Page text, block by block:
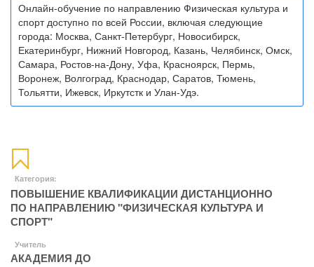
Онлайн-обучение по направлению Физическая культура и
спорт доступно по всей России, включая следующие
города: Москва, Санкт-Петербург, Новосибирск,
Екатеринбург, Нижний Новгород, Казань, Челябинск, Омск,
Самара, Ростов-на-Дону, Уфа, Красноярск, Пермь,
Воронеж, Волгоград, Краснодар, Саратов, Тюмень,
Тольятти, Ижевск, Иркутстк и Улан-Удэ.
Категория:
ПОВЫШЕНИЕ КВАЛИФИКАЦИИ ДИСТАНЦИОННО
ПО НАПРАВЛЕНИЮ "ФИЗИЧЕСКАЯ КУЛЬТУРА И
СПОРТ"
Учитель
АКАДЕМИЯ ДО